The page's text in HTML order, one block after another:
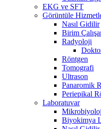
EKG ve SFT
Görüntüle
Nasıl Gidilir
Birim
Radyoloji
Röntgen
Tomografi
Ultrason
Panaromik
Periepikal
Laboratuvar
Biyokimya